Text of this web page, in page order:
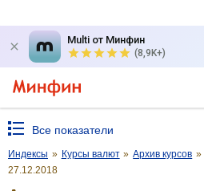
Multi от Минфин
(8,9K+)
Все показатели
Индексы » Курсы валют » Архив курсов »
27.12.2018